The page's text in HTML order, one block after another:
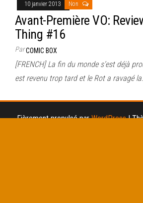
10 janvier 2013 Non
Avant-Première VO:
Thing #16
ParCOMIC BOX
[FRENCH] La fin du monde s’est déjà
est revenu trop tard et le Rot a ravagé
Fièrement propulsé parWordPress |